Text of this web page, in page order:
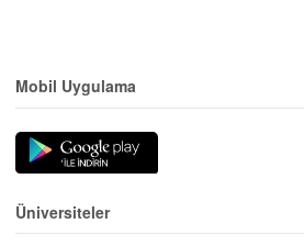
Mobil Uygulama
Üniversiteler